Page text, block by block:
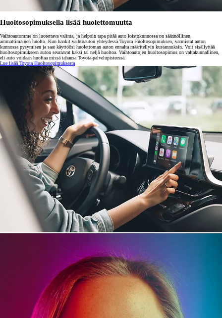
Huoltosopimuksella lisää huolettomuutta
Vaihtoautomme on luotettava valinta, ja helpoin tapa pitää auto loistokunnossa on säännöllinen,
ammattimainen huolto. Kun hankit vaihtoauton yhteydessä Toyota Huoltosopimuksen, varmistat auton
kunnossa pysymisen ja saat käyttöösi huolettoman auton ennalta määritellyin kustannuksin. Voit sisällyttää
huoltosopimukseen auton seuraavat kaksi tai neljä huoltoa. Vaihtoautojen huoltosopimus on valtakunnallinen,
eli auto voidaan huoltaa missä tahansa Toyota-palvelupisteessä.
Lue lisää Toyota Huoltosopimuksesta